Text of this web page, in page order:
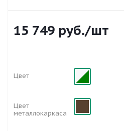
15 749 руб./шт
Цвет
Цвет
металлокаркаса